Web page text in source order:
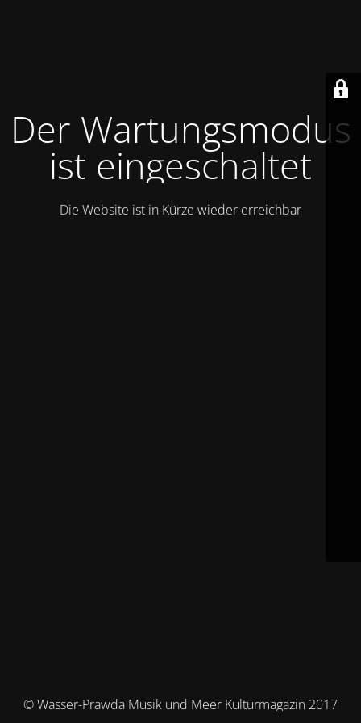
Der Wartungsmodus
ist eingeschaltet
Die Website ist in Kürze wieder erreichbar
© Wasser-Prawda Musik und Meer Kulturmagazin 2017